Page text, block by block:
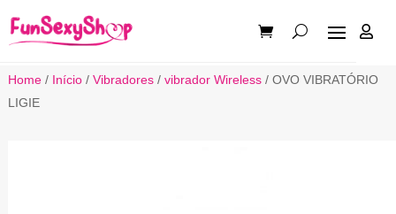

Home/ Início/ Vibradores/ vibrador Wireless/ OVO VIBRATÓRIO
LIGIE